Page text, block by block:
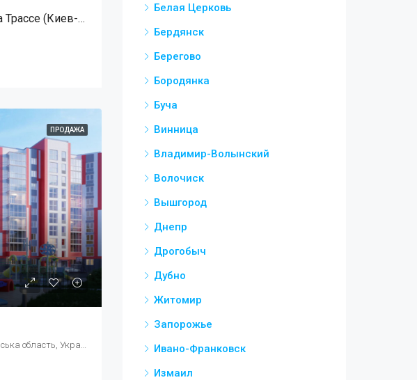
Огромный Участок Земли На Трассе (Киев-Чоп) В Ровно, 10.4 Га 250 000 $
ПРОДАЖА
Белая Церковь
Бердянск
Берегово
Бородянка
Буча
Винница
Владимир-Волынский
Волочиск
Вышгород
Днепр
Дрогобыч
Дубно
Житомир
Запорожье
Ивано-Франковск
Измаил